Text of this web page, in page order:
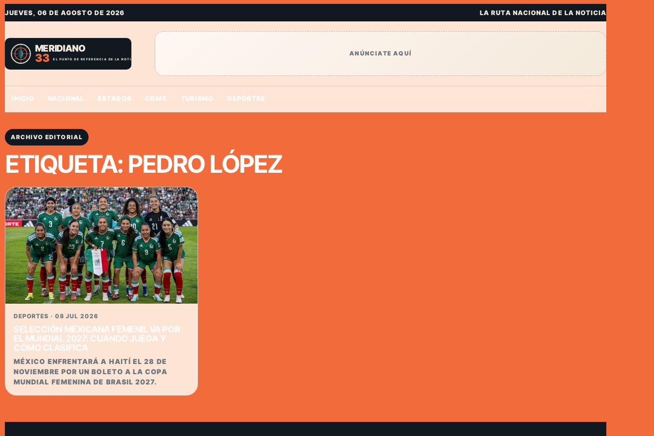
JUEVES, 06 DE AGOSTO DE 2026 LA RUTA NACIONAL DE LA NOTICIA
ANÚNCIATE AQUÍ
INICIO NACIONAL ESTADOS CDMX TURISMO DEPORTES
ARCHIVO EDITORIAL
ETIQUETA: PEDRO LÓPEZ
DEPORTES · 08 JUL 2026
SELECCIÓN MEXICANA FEMENIL VA POR
EL MUNDIAL 2027: CUÁNDO JUEGA Y
CÓMO CLASIFICA
MÉXICO ENFRENTARÁ A HAITÍ EL 28 DE
NOVIEMBRE POR UN BOLETO A LA COPA
MUNDIAL FEMENINA DE BRASIL 2027.